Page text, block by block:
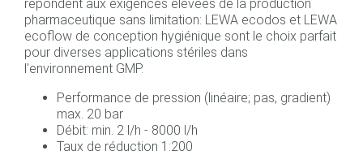
Technologies
répondent aux exigences élevées de la production
pharmaceutique sans limitation: LEWA ecodos et LEWA
ecoflow de conception hygiénique sont le choix parfait
pour diverses applications stériles dans
l'environnement GMP.
Performance de pression (linéaire; pas, gradient)
max. 20 bar
Débit: min. 2 l/h - 8000 l/h
Taux de réduction 1:200